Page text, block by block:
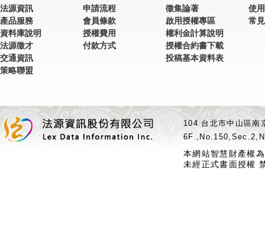
法源資訊
產品服務
資料庫說明
法源徵才
交通資訊
策略聯盟
申請流程
會員條款
授權費用
付款方式
徵集論著
啟用授權專區
權利金計算說明
授權合約書下載
投稿基本資料表
使
常
104 台北市中山區
本網站智慧財產權
未經正式書面授權